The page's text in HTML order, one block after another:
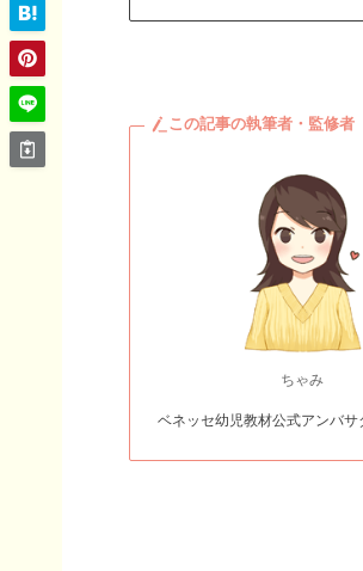
この記事の執筆者・監修者
ちゃみ
ベネッセ幼児教材公式アンバサ